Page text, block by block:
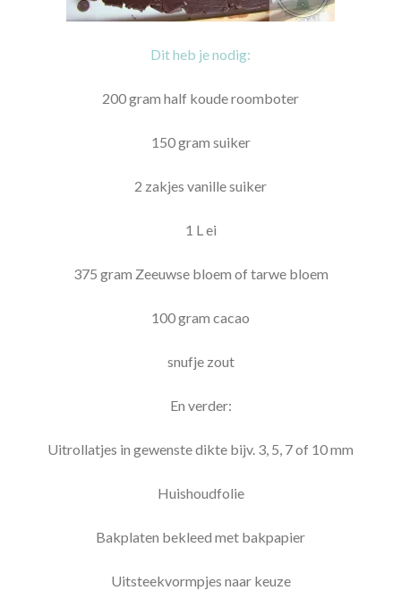
Dit heb je nodig:
200 gram half koude roomboter
150 gram suiker
2 zakjes vanille suiker
1 L ei
375 gram Zeeuwse bloem of tarwe bloem
100 gram cacao
snufje zout
En verder:
Uitrollatjes in gewenste dikte bijv. 3, 5, 7 of 10 mm
Huishoudfolie
Bakplaten bekleed met bakpapier
Uitsteekvormpjes naar keuze